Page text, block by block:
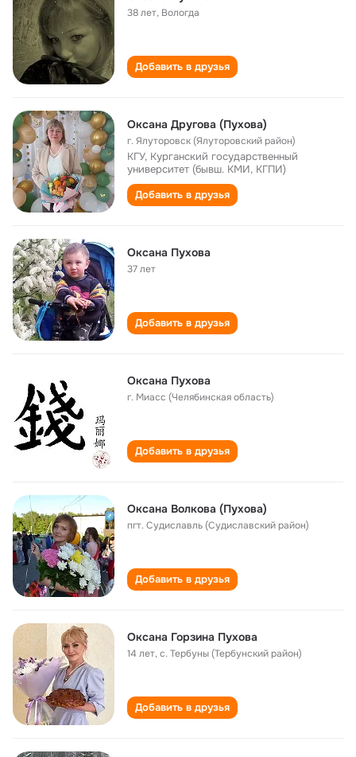
38 лет, Вологда
Добавить в друзья
Оксана Другова (Пухова)
г. Ялуторовск (Ялуторовский район)
КГУ, Курганский государственный
университет (бывш. КМИ, КГПИ)
Добавить в друзья
Оксана Пухова
37 лет
Добавить в друзья
Оксана Пухова
г. Миасс (Челябинская область)
Добавить в друзья
Оксана Волкова (Пухова)
пгт. Судиславль (Судиславский район)
Добавить в друзья
Оксана Горзина Пухова
14 лет,с. Тербуны (Тербунский район)
Добавить в друзья